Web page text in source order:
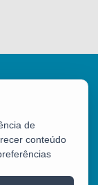
de
conteúdo